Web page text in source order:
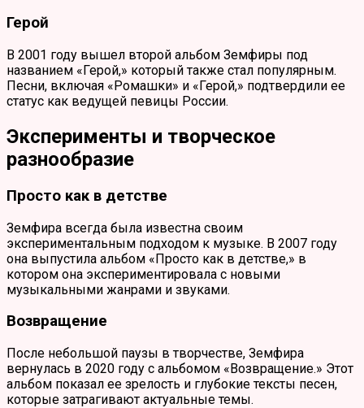
Герой
В 2001 году вышел второй альбом Земфиры под
названием «Герой,» который также стал популярным.
Песни, включая «Ромашки» и «Герой,» подтвердили ее
статус как ведущей певицы России.
Эксперименты и творческое
разнообразие
Просто как в детстве
Земфира всегда была известна своим
экспериментальным подходом к музыке. В 2007 году
она выпустила альбом «Просто как в детстве,» в
котором она экспериментировала с новыми
музыкальными жанрами и звуками.
Возвращение
После небольшой паузы в творчестве, Земфира
вернулась в 2020 году с альбомом «Возвращение.» Этот
альбом показал ее зрелость и глубокие тексты песен,
которые затрагивают актуальные темы.